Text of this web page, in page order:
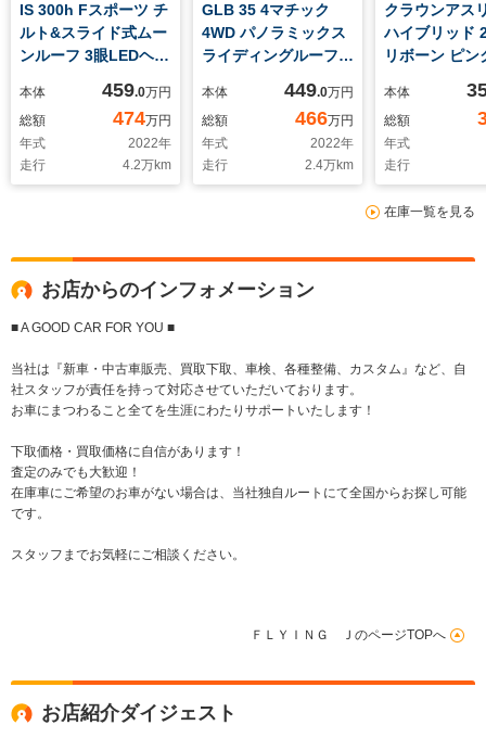
IS 300h Fスポーツ チ
ルト&スライド式ムー
ンルーフ 3眼LEDヘッ
ャリパー パノラミッ
クビューモニター ホ
ワイトL texシート
本体 459.0万円
総額
474万円
年式
2022年
走行
4.2万km
GLB 35 4マチック
4WD パノラミックス
ライディングルーフ
ージ レーダーセーフ
ティパッケージ
AMG専用スタイリン
グパッケージ
本体 449.0万円
総額
466万円
年式
2022年
走行
2.4万km
クラウンアス
ハイブリッド
リボーン ピン
本体
総額
年式
走行
在庫一覧を見る
お店からのインフォメーション
■ A GOOD CAR FOR YOU ■
当社は『新車・中古車販売、買取下取、車検、各種整備、カスタム』など、自
社スタッフが責任を持って対応させていただいております。
お車にまつわること全てを生涯にわたりサポートいたします！
下取価格・買取価格に自信があります！
査定のみでも大歓迎！
在庫車にご希望のお車がない場合は、当社独自ルートにて全国からお探し可能
です。
スタッフまでお気軽にご相談ください。
ＦＬＹＩＮＧ ＪのページTOPへ
お店紹介ダイジェスト